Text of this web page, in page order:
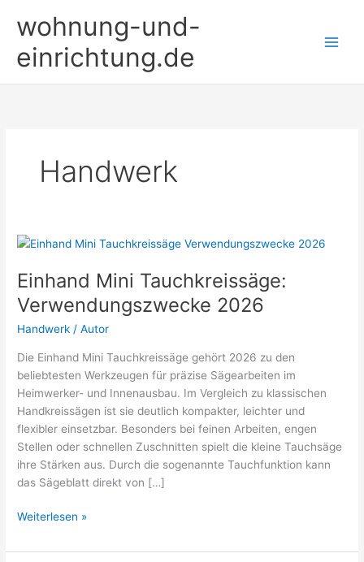
Inhaltwohnung-und-
einrichtung.de
Handwerk
Einhand Mini Tauchkreissäge:
Verwendungszwecke 2026
Handwerk /Autor
Die Einhand Mini Tauchkreissäge gehört 2026 zu den
beliebtesten Werkzeugen für präzise Sägearbeiten im
Heimwerker- und Innenausbau. Im Vergleich zu klassischen
Handkreissägen ist sie deutlich kompakter, leichter und
flexibler einsetzbar. Besonders bei feinen Arbeiten, engen
Stellen oder schnellen Zuschnitten spielt die kleine Tauchsäge
ihre Stärken aus. Durch die sogenannte Tauchfunktion kann
das Sägeblatt direkt von […]
Einhand
Tauchkreissäge:
Weiterlesen »